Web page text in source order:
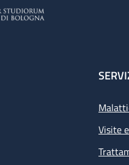
Visite